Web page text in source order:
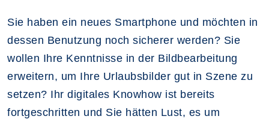
Sie haben ein neues Smartphone und möchten in
dessen Benutzung noch sicherer werden? Sie
wollen Ihre Kenntnisse in der Bildbearbeitung
erweitern, um Ihre Urlaubsbilder gut in Szene zu
setzen? Ihr digitales Knowhow ist bereits
fortgeschritten und Sie hätten Lust, es um